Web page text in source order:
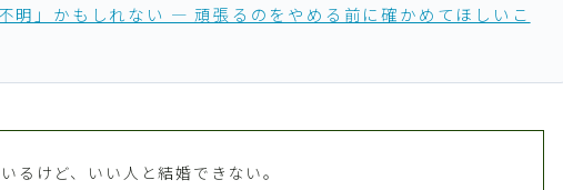
明」かもしれない ― 頑張るのをやめる前に確かめてほしいこ
るけど、いい人と結婚できない。